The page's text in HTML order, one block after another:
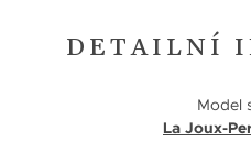
DETAILNÍ
Model
La Joux-